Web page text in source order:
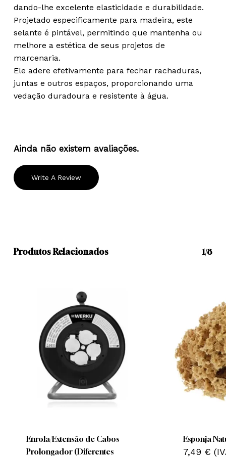
dando-lhe excelente elasticidade e durabilidade.
Projetado especificamente para madeira, este
selante é pintável, permitindo que mantenha ou
melhore a estética de seus projetos de
marcenaria.
Ele adere efetivamente para fechar rachaduras,
juntas e outros espaços, proporcionando uma
vedação duradoura e resistente à água.
Ainda não existem avaliações.
Write A Review
Produtos Relacionados 1/8
multiple
variants.
Enrola/Extensão de Cabos
Prolongador (Diferentes
Esponja
7,49 €